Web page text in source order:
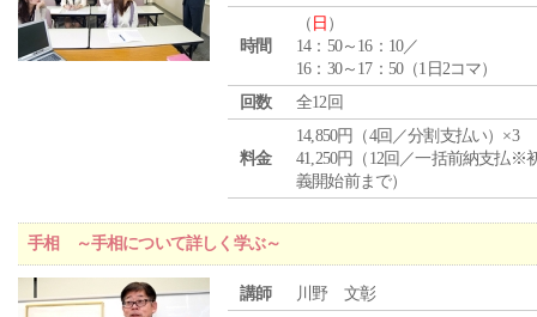
時間
（ 日 ）
14：50～16：10／
16：30～17：50（1日2コマ）
回数
全12回
料金
14,850円（4回／分割支払い）×3
41,250円（12回／一括前納支払※
義開始前まで）
手相 ～手相について詳しく学ぶ～
講師 川野 文彰